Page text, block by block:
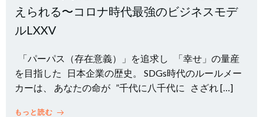
えられる〜コロナ時代最強のビジネスモデ
ルLXXV
「パーパス（存在意義）」を追求し 「幸せ」の量産
を目指した 日本企業の歴史。 SDGs時代のルールメー
カーは、 あなたの命が ”千代に八千代に さざれ […]
もっと読む